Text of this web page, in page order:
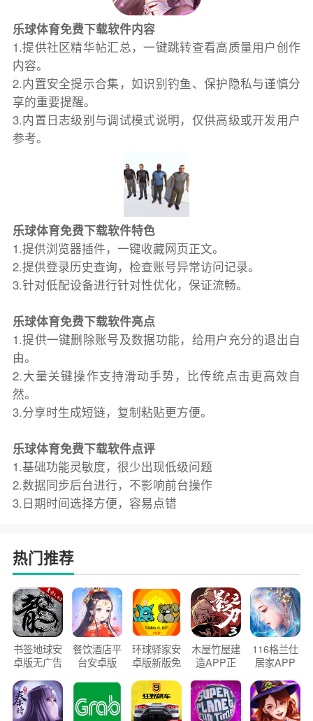
乐球体育免费下载软件内容
1.提供社区精华帖汇总，一键跳转查看高质量用户创作
内容。
2.内置安全提示合集，如识别钓鱼、保护隐私与谨慎分
享的重要提醒。
3.内置日志级别与调试模式说明，仅供高级或开发用户
参考。
乐球体育免费下载软件特色
1.提供浏览器插件，一键收藏网页正文。
2.提供登录历史查询，检查账号异常访问记录。
3.针对低配设备进行针对性优化，保证流畅。
乐球体育免费下载软件亮点
1.提供一键删除账号及数据功能，给用户充分的退出自
由。
2.大量关键操作支持滑动手势，比传统点击更高效自
然。
3.分享时生成短链，复制粘贴更方便。
乐球体育免费下载软件点评
1.基础功能灵敏度，很少出现低级问题
2.数据同步后台进行，不影响前台操作
3.日期时间选择方便，容易点错
热门推荐
书签地球安
卓版无广告
餐饮酒店平
台安卓版
环球驿家安
卓版新版免
木屋竹屋建
造APP正
116格兰仕
居家APP